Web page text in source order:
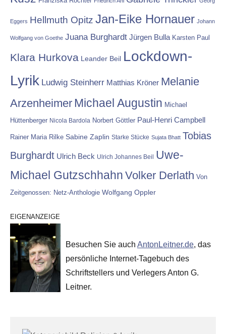
Eggers Hellmuth Opitz Jan-Eike Hornauer Johann
Wolfgang von Goethe Juana Burghardt Jürgen Bulla Karsten Paul
Klara Hurkova Leander Beil Lockdown-
Lyrik Ludwig Steinherr Matthias Kröner Melanie
Arzenheimer Michael Augustin Michael
Hüttenberger Nicola Bardola Norbert Göttler Paul-Henri Campbell
Rainer Maria Rilke Sabine Zaplin Starke Stücke Sujata Bhatt Tobias
Burghardt Ulrich Beck Ulrich Johannes Beil Uwe-
Michael Gutzschhahn Volker Derlath Von
Zeitgenossen: Netz-Anthologie Wolfgang Oppler
EIGENANZEIGE
Besuchen Sie auch AntonLeitner.de, das
persönliche Internet-Tagebuch des
Schriftstellers und Verlegers Anton G.
Leitner.